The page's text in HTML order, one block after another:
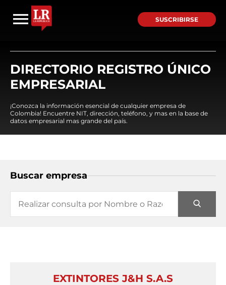
SUSCRIBIRSE
DIRECTORIO REGISTRO ÚNICO
EMPRESARIAL
¡Conozca la información esencial de cualquier empresa de
Colombia! Encuentre NIT, dirección, teléfono, y mas en la base de
datos empresarial mas grande del país.
Buscar empresa
EXTINTORES J&H S.A.S